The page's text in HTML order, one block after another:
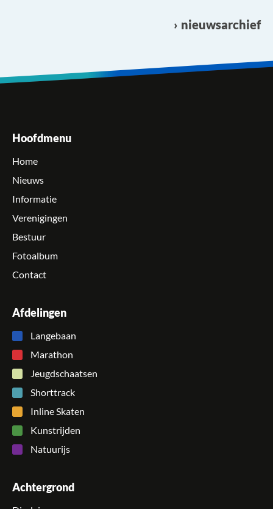
nieuwsarchief
Hoofdmenu
Home
Nieuws
Informatie
Verenigingen
Bestuur
Fotoalbum
Contact
Afdelingen
Langebaan
Marathon
Jeugdschaatsen
Shorttrack
Inline Skaten
Kunstrijden
Natuurijs
Achtergrond